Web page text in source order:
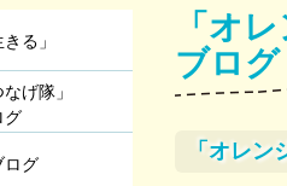
括支援センター
方やその家族の
認知症の診察・診療が
可能な医療機関を探す
認知症対応力向上研修
受講者（医療関係者）
認知症疾患医療センター
介護サー
認知症の
るケアマネ
「オ
ブログ
「オレ
る」
げ隊」
グ
ログ